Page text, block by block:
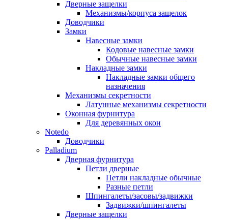
Дверные защелки
Механизмы/корпуса защелок
Доводчики
Замки
Навесные замки
Кодовые навесные замки
Обычные навесные замки
Накладные замки
Накладные замки общего
назначения
Механизмы секретности
Латунные механизмы секретности
Оконная фурнитура
Для деревянных окон
Notedo
Доводчики
Palladium
Дверная фурнитура
Петли дверные
Петли накладные обычные
Разные петли
Шпингалеты/засовы/задвижки
Задвижки/шпингалеты
Дверные защелки